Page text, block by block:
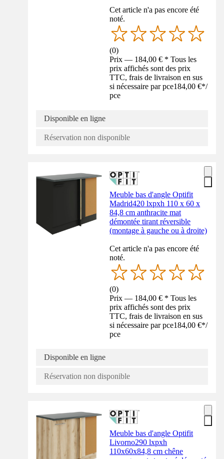
Cet article n'a pas encore été
noté.
(0)
Prix — 184,00 € * Tous les
prix affichés sont des prix
TTC, frais de livraison en sus
si nécessaire par pce184,00 €*/
pce
Disponible en ligne
Réservation non disponible
Meuble bas d'angle Optifit
Madrid420 lxpxh 110 x 60 x
84,8 cm anthracite mat
démontée tirant réversible
(montage à gauche ou à droite)
Cet article n'a pas encore été
noté.
(0)
Prix — 184,00 € * Tous les
prix affichés sont des prix
TTC, frais de livraison en sus
si nécessaire par pce184,00 €*/
pce
Disponible en ligne
Réservation non disponible
Meuble bas d'angle Optifit
Livorno290 lxpxh
110x60x84,8 cm chêne